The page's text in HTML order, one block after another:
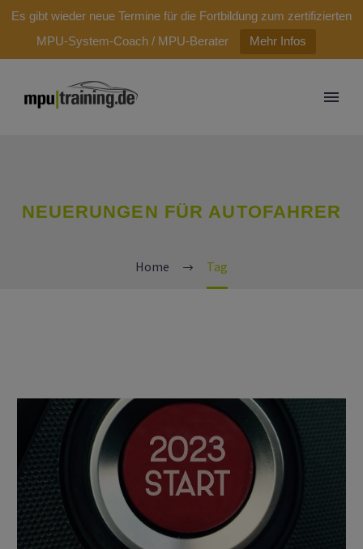
Es gibt wieder neue Termine für die Fortbildung zum zertifizierten
MPU-System-Coach / MPU-Berater
Mehr Infos
NEUERUNGEN FÜR AUTOFAHRER
Home Tag
modal-check